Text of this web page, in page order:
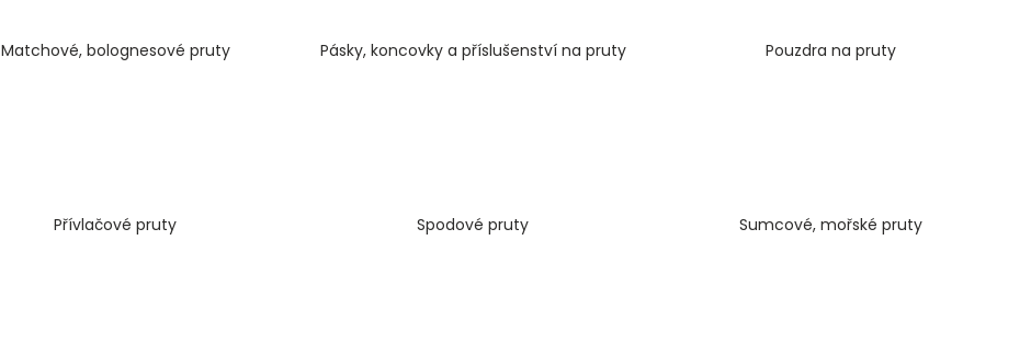
Matchové, bolognesové pruty Pásky, koncovky a příslušenství na pruty Pouzdra na pruty
Přívlačové pruty Spodové pruty Sumcové, mořské pruty
44 Kč